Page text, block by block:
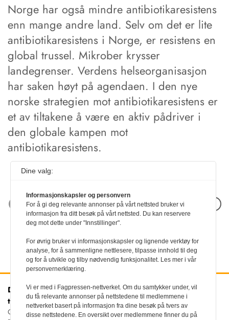
Norge har også mindre antibiotikaresistens
enn mange andre land. Selv om det er lite
antibiotikaresistens i Norge, er resistens en
global trussel. Mikrober krysser
landegrenser. Verdens helseorganisasjon
har saken høyt på agendaen. I den nye
norske strategien mot antibiotikaresistens er
et av tiltakene å være en aktiv pådriver i
den globale kampen mot
antibiotikaresistens.
Neste artikkel
Den norske
tannlegeforenings Tidende
Christiania Torv 5, 0158 Oslo
Kontakt oss
Tlf:22 54 74 00
E-post:
Dine valg:
Informasjonskapsler og personvern
For å gi deg relevante annonser på vårt nettsted bruker vi
informasjon fra ditt besøk på vårt nettsted. Du kan reservere
deg mot dette under "Innstillinger".
For øvrig bruker vi informasjonskapsler og lignende verktøy for
analyse, for å sammenligne nettlesere, tilpasse innhold til deg
og for å utvikle og tilby nødvendig funksjonalitet. Les mer i vår
personvernerklæring.
Vi er med i Fagpressen-nettverket. Om du samtykker under, vil
du få relevante annonser på nettstedene til medlemmene i
nettverket basert på informasjon fra dine besøk på tvers av
disse nettstedene. En oversikt over medlemmene finner du på